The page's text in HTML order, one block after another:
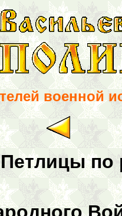
военной
Петлицы по